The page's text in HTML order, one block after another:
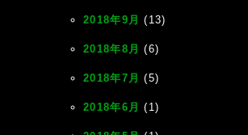
2018年9月 (13)
2018年8月 (6)
2018年7月 (5)
2018年6月 (1)